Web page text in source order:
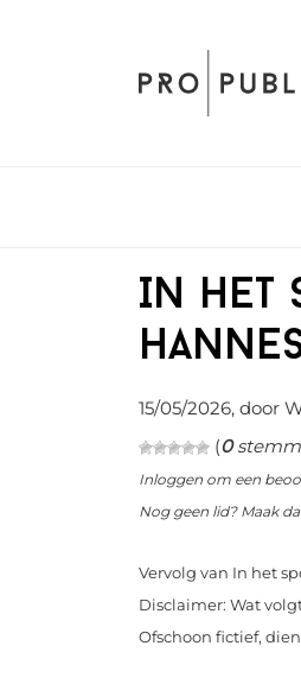
In het
15/05/2026, door
(0
Inloggen om een
Nog geen lid? Maak
Vervolg van In het
Disclaimer: Wat
Ofschoon fictief,